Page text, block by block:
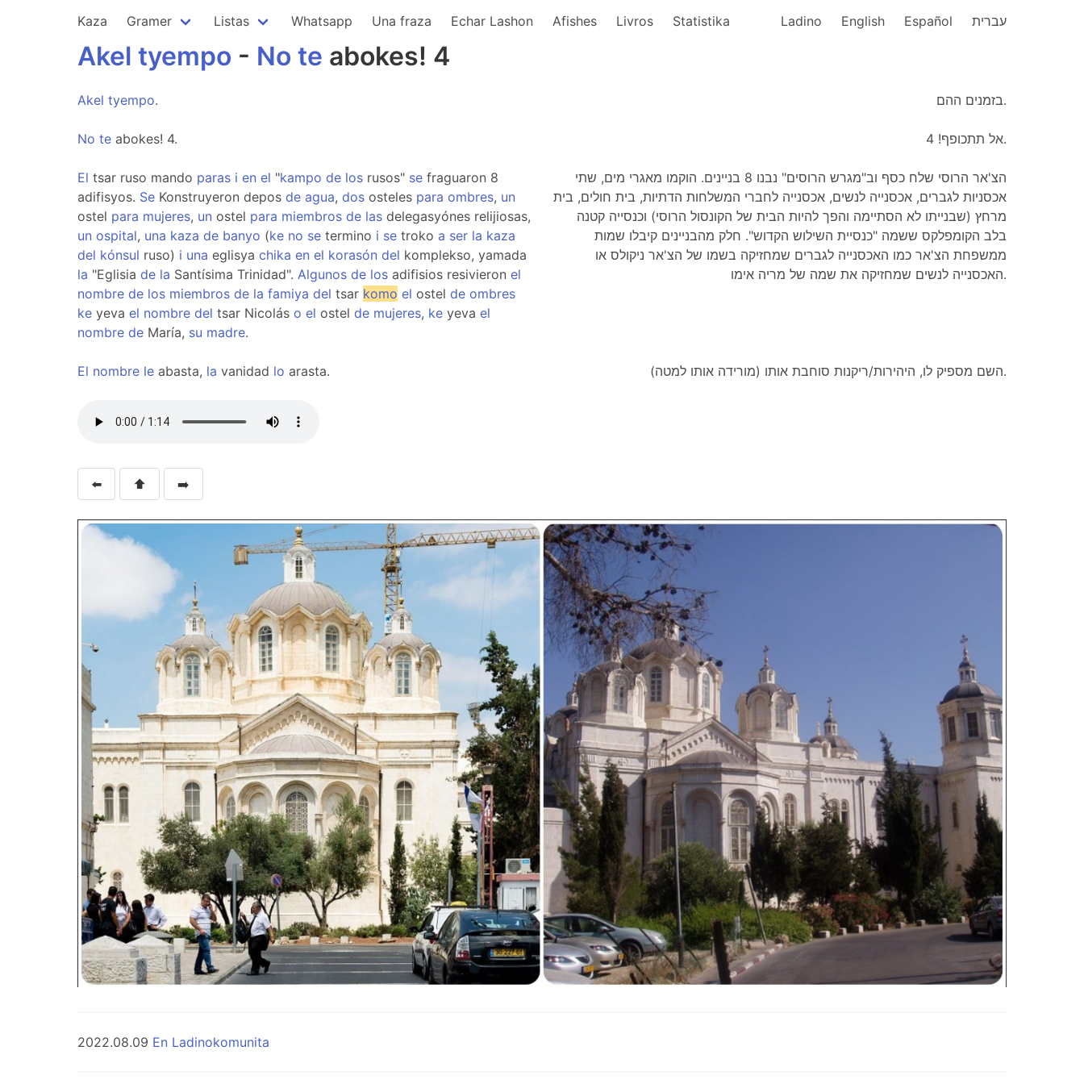
Kaza Gramer Listas Whatsapp Una fraza Echar Lashon Afishes Livros Statistika Ladino English Español עברית
Akel tyempo - No te abokes! 4
Akel tyempo. בזמנים ההם.
No te abokes! 4. אל תתכופף! 4.
El tsar ruso mando paras i en el "kampo de los rusos" se fraguaron 8
adifisyos. Se Konstruyeron depos de agua, dos osteles para ombres, un
ostel para mujeres, un ostel para miembros de las delegasyónes relijiosas,
un ospital, una kaza de banyo (ke no se termino i se troko a ser la kaza
del kónsul ruso) i una eglisya chika en el korasón del komplekso, yamada
la "Eglisia de la Santísima Trinidad". Algunos de los adifisios resivieron el
nombre de los miembros de la famiya del tsar komo el ostel de ombres
ke yeva el nombre del tsar Nicolás o el ostel de mujeres, ke yeva el
nombre de María, su madre.
הצ'אר הרוסי שלח כסף וב"מגרש הרוסים" נבנו 8 בניינים. הוקמו מאגרי מים, שתי
אכסניות לגברים, אכסנייה לנשים, אכסנייה לחברי המשלחות הדתיות, בית חולים, בית
מרחץ (שבנייתו לא הסתיימה והפך להיות הבית של הקונסול הרוסי) וכנסייה קטנה
בלב הקומפלקס ששמה "כנסיית השילוש הקדוש". חלק מהבניינים קיבלו שמות
ממשפחת הצ'אר כמו האכסנייה לגברים שמחזיקה בשמו של הצ'אר ניקולס או
האכסנייה לנשים שמחזיקה את שמה של מריה אימו.
El nombre le abasta, la vanidad lo arasta. השם מספיק לו, היהירות/ריקנות סוחבת אותו (מורידה אותו למטה).
⬅️ ⬆️ ➡️
2022.08.09 En Ladinokomunita